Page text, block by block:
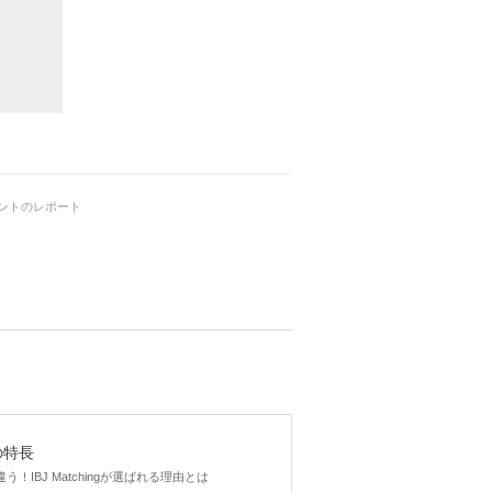
トのレポート
特長
う！IBJ Matchingが選ばれる理由とは